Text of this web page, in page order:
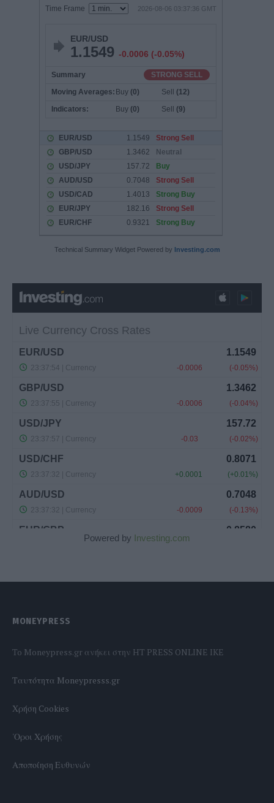
Technical Summary Widget Powered by Investing.com
Powered by Investing.com
MONEYPRESS
To Moneypress.gr ανήκει στην HT PRESS ONLINE IKE
Tαυτότητα Moneypresss.gr
Χρήση Cookies
'Οροι Χρήσης
Αποποίηση Ευθυνών